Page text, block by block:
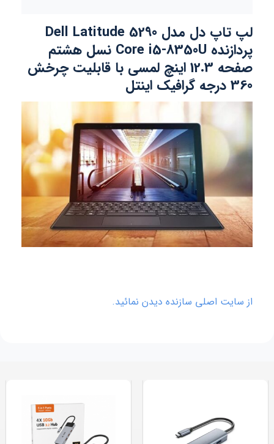
لپ تاپ دل مدل Dell Latitude 5290
پردازنده Core i5-8350U نسل هشتم
صفحه 12.3 اینچ لمسی با قابلیت چرخش
360 درجه گرافیک اینتل
از سایت اصلی سازنده دیدن نمائید.